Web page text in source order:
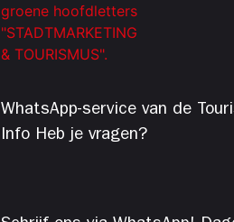
WhatsApp-service van de
Info Heb je vragen?